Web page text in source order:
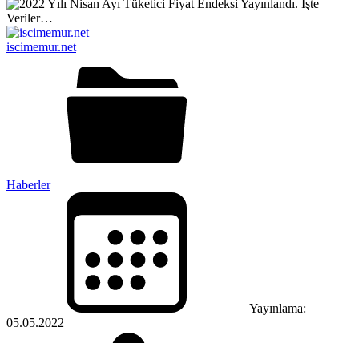
iscimemur.net
Haberler
Yayınlama:
05.05.2022